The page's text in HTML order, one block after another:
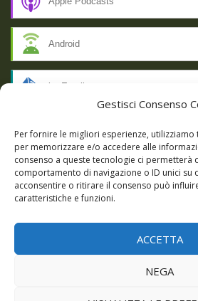
Gestisci Consenso
Per fornire le migliori esperienze,
per memorizzare e/o accedere alle
consenso a queste tecnologie ci permetterà
comportamento di navigazione o ID unici su
acconsentire o ritirare il consenso può
caratteristiche e funzioni.
ACCETTA
NEGA
Android
by Email
RSS
SSL SECURE
|Theme: